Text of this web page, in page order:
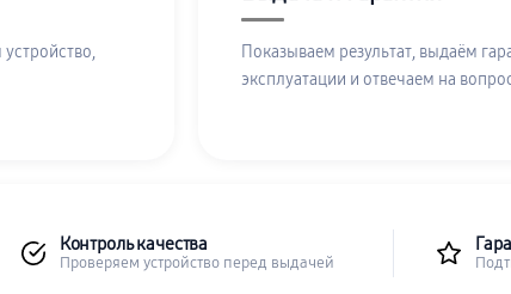
Показываем результат, выдаём
эксплуатации и отвечаем на
Контроль качества
Проверяем устройство перед выдачей